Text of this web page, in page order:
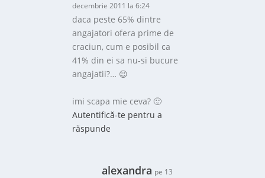
decembrie 2011 la 6:24
daca peste 65% dintre
angajatori ofera prime de
craciun, cum e posibil ca
41% din ei sa nu-si bucure
angajatii?… 😉
imi scapa mie ceva? 🙂
Autentifică-te pentru a
răspunde
alexandra pe 13